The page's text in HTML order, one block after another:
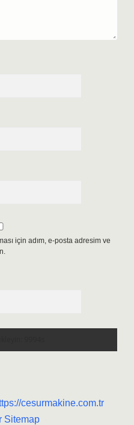
için adım, e-posta adresim ve
cesurmakine.com.tr
Sitemap